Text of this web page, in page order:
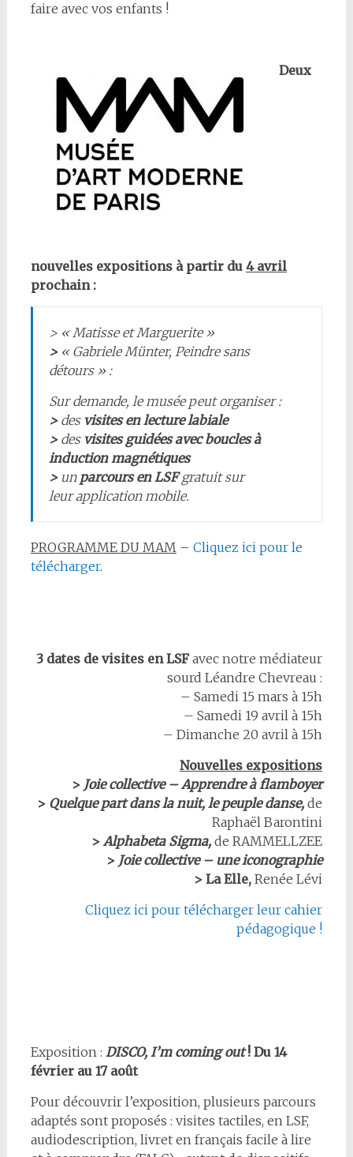
faire avec vos enfants !
Deux
nouvelles expositions à partir du 4 avril
prochain :
> «Matisse et Marguerite»
> « Gabriele Münter, Peindre sans
détours» :
Sur demande, le musée peut organiser :
>des visites en lecture labiale
>des visites guidées avec boucles à
induction magnétiques
>un parcours en LSFgratuit sur
leur application mobile.
PROGRAMME DU MAM– Cliquez ici pour le
télécharger.
3 dates de visites en LSFavec notre médiateur
sourd Léandre Chevreau :
– Samedi 15 mars à 15h
– Samedi 19 avril à 15h
– Dimanche 20 avril à 15h
Nouvelles expositions
> Joie collective – Apprendre à flamboyer
> Quelque part dans la nuit, le peuple danse, de
Raphaël Barontini
> Alphabeta Sigma, de RAMMELLZEE
> Joie collective – une iconographie
> La Elle, Renée Lévi
Cliquez ici pour télécharger leur cahier
pédagogique !
Exposition : DISCO, I’m coming out! Du 14
février au 17 août
Pour découvrir l’exposition, plusieurs parcours
adaptés sont proposés : visites tactiles, en LSF,
audiodescription, livret en français facile à lire